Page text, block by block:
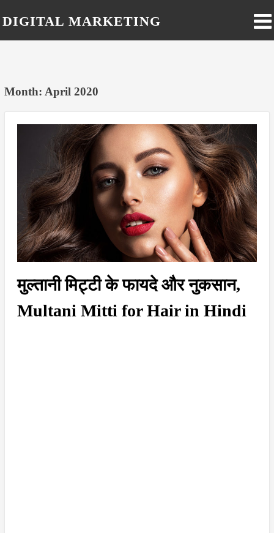
DIGITAL MARKETING
BLOG IN HINDI
Month: April 2020
मुल्तानी मिट्टी के फायदे और नुकसान,
Multani Mitti for Hair in Hindi